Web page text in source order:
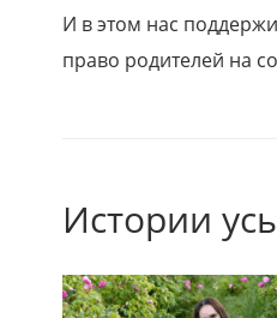
И в этом нас
право родителей на
Истории